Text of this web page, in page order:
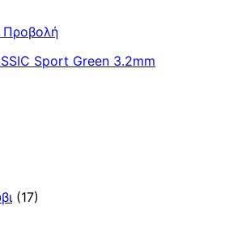
Προβολή
Sport Green 3.2mm
(17)